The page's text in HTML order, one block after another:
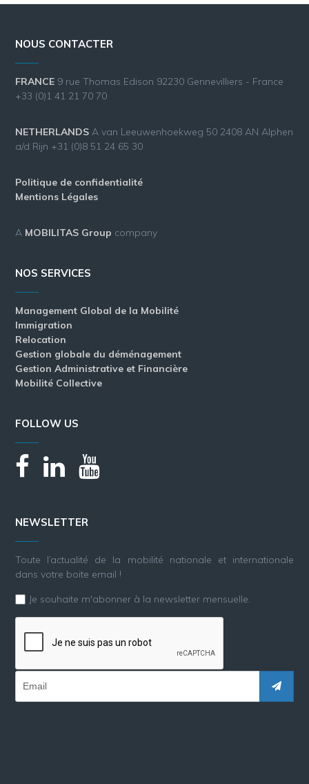
NOUS CONTACTER
FRANCE 9 rue Thomas Edison 92230 Gennevilliers - France
+33 (0)1 41 21 70 70
NETHERLANDS A van Leeuwenhoekweg 50 2408 AN Alphen
a/d Rijn +31 (0)8 51 24 65 30
Politique de confidentialité
Mentions Légales
A MOBILITAS Group company
NOS SERVICES
Management Global de la Mobilité
Immigration
Relocation
Gestion globale du déménagement
Gestion Administrative et Financière
Mobilité Collective
FOLLOW US
NEWSLETTER
Toute l’actualité de la mobilité nationale et internationale
dans votre boite email !
Je souhaite m'abonner à la newsletter mensuelle.